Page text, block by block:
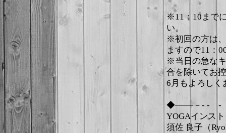
※11：10まで
い。
※初回の方は
ますので11：
※当日の急な
合を除いてお
6月もよろしく
◆───－-
YOGAインス
須佐 良子（